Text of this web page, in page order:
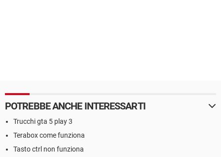
POTREBBE ANCHE INTERESSARTI
Trucchi gta 5 play 3
Terabox come funziona
Tasto ctrl non funziona